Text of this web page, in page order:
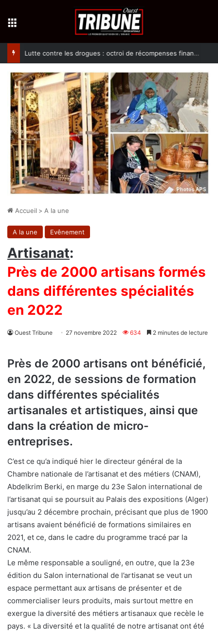
Lutte contre les drogues : octroi de récompenses financières aux dénonciateurs de trafiquants
Accueil > A la une
A la une Evênement
Artisanat:
Près de 2000 artisans formés
dans différentes spécialités
en 2022
Ouest Tribune 27 novembre 2022 634 2 minutes de lecture
Près de 2000 artisans ont bénéficié,
en 2022, de sessions de formation
dans différentes spécialités
artisanales et artistiques, ainsi que
dans la création de micro-
entreprises.
C’est ce qu’a indiqué hier le directeur général de la
Chambre nationale de l’artisanat et des métiers (CNAM),
Abdelkrim Berki, en marge du 23e Salon international de
l’artisanat qui se poursuit au Palais des expositions (Alger)
jusqu’au 2 décembre prochain, précisant que plus de 1900
artisans avaient bénéficié de formations similaires en
2021, et ce, dans le cadre du programme tracé par la
CNAM.
Le même responsable a souligné, en outre, que la 23e
édition du Salon international de l’artisanat se veut un
espace permettant aux artisans de présenter et de
commercialiser leurs produits, mais surtout mettre en
exergue la diversité des métiers artisanaux que recèle le
pays. « La diversité et la qualité de notre artisanat ont été